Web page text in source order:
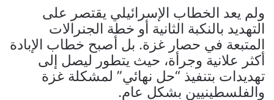
ولم يعد الخطاب الإسرائيلي يقتصر على
التهديد بالنكبة الثانية أو خطة الجنرالات
المتبعة في حصار غزة. بل أصبح خطاب الإبادة
أكثر علانية وجرأة، حيث يتطور ليصل إلى
تهديدات بتنفيذ “حل نهائي” لمشكلة غزة
والفلسطينيين بشكل عام.